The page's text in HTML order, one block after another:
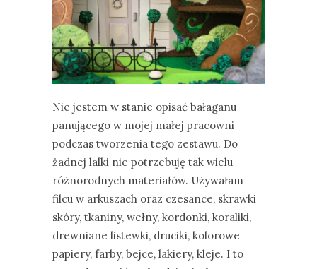
Nie jestem w stanie opisać bałaganu
panującego w mojej małej pracowni
podczas tworzenia tego zestawu. Do
żadnej lalki nie potrzebuję tak wielu
różnorodnych materiałów. Używałam
filcu w arkuszach oraz czesance, skrawki
skóry, tkaniny, wełny, kordonki, koraliki,
drewniane listewki, druciki, kolorowe
papiery, farby, bejce, lakiery, kleje. I to